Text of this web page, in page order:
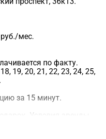
мес.
по факту.
19, 20, 21, 22, 23, 24, 25,
за 15 минут.
Условия аренды